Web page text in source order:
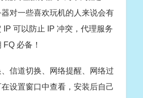
对一些喜欢玩机的人来说会有
IP 可以防止 IP 冲突，代理服务
必备！
信道切换、网络提醒、网络过
设置窗口中查看，安装后自己